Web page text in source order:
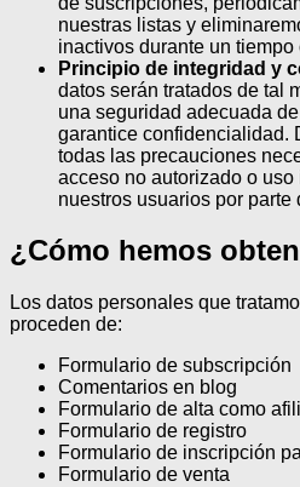
nuestras listas y
inactivos durante un
Principio de integridad y
datos serán tratados de tal
una seguridad adecuada
garantice confidencialidad.
todas las precauciones
acceso no autorizado o
nuestros usuarios por parte
¿Cómo hemos
Los datos personales que
proceden de:
Formulario de subscripción
Comentarios en blog
Formulario de alta como
Formulario de registro
Formulario de inscripción
Formulario de venta